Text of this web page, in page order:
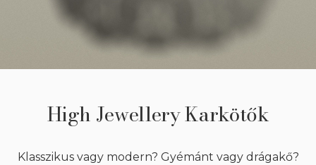
High Jewellery Karkötők
Klasszikus vagy modern? Gyémánt vagy drágakő?